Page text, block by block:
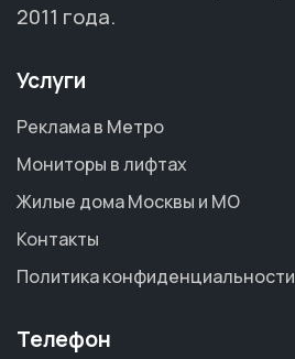
2011 года.
Услуги
Реклама в Метро
Мониторы в лифтах
Жилые дома Москвы и МО
Контакты
Политика конфиденциальности
Телефон